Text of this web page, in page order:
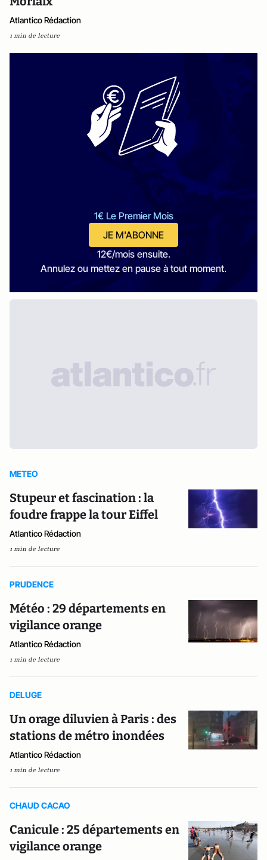
Atlantico Rédaction
1 min de lecture
1€ Le Premier Mois
JE M'ABONNE
12€/mois ensuite.
Annulez ou mettez en pause à tout moment.
METEO
Stupeur et fascination : la
foudre frappe la tour Eiffel
Atlantico Rédaction
1 min de lecture
PRUDENCE
Météo : 29 départements en
vigilance orange
Atlantico Rédaction
1 min de lecture
DELUGE
Un orage diluvien à Paris : des
stations de métro inondées
Atlantico Rédaction
1 min de lecture
CHAUD CACAO
Canicule : 25 départements en
vigilance orange